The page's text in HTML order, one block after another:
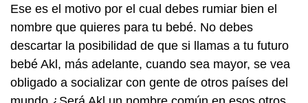
Ese es el motivo por el cual debes rumiar bien el
nombre que quieres para tu bebé. No debes
descartar la posibilidad de que si llamas a tu futuro
bebé Akl, más adelante, cuando sea mayor, se vea
obligado a socializar con gente de otros países del